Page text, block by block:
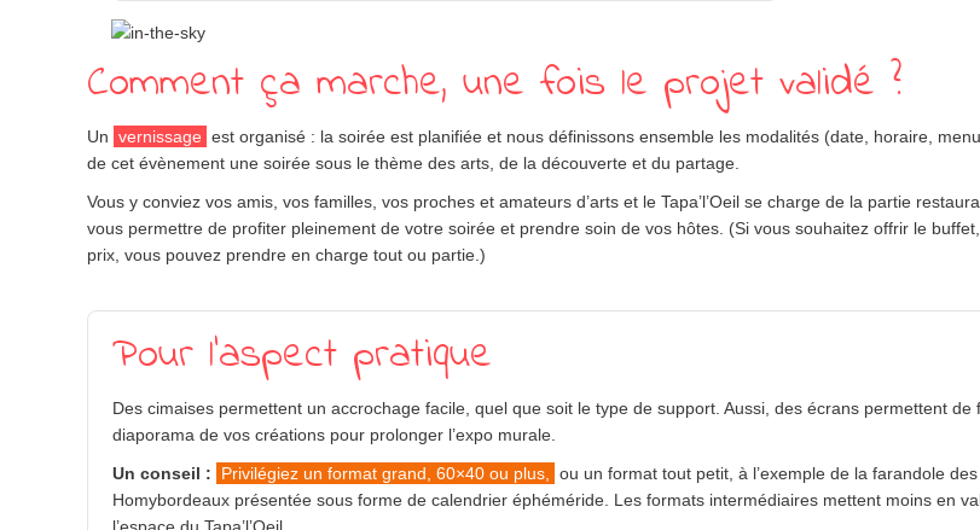
Comment ça marche, une fois le projet validé ?
Un vernissage est organisé : la soirée est planifiée et nous définissons ensemble les modalités (date, horaire,
de cet évènement une soirée sous le thème des arts, de la découverte et du partage.
Vous y conviez vos amis, vos familles, vos proches et amateurs d’arts et le Tapa’l’Oeil se charge de la partie
vous permettre de profiter pleinement de votre soirée et prendre soin de vos hôtes. (Si vous souhaitez offrir le
prix, vous pouvez prendre en charge tout ou partie.)
Pour l’aspect pratique
Des cimaises permettent un accrochage facile, quel que soit le type de support. Aussi, des écrans permettent de
diaporama de vos créations pour prolonger l’expo murale.
Un conseil :
Privilégiez un format grand, 60×40 ou plus,
ou un format tout petit, à l’exemple de la farandole
Homybordeaux présentée sous forme de calendrier éphéméride. Les formats intermédiaires mettent moins en